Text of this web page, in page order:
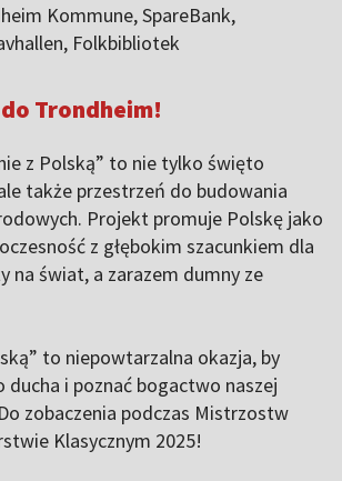
Kommune, SpareBank,
Folkbibliotek
Trondheim!
z Polską” to nie tylko święto
także przestrzeń do budowania
Projekt promuje Polskę jako
z głębokim szacunkiem dla
na świat, a zarazem dumny ze
to niepowtarzalna okazja, by
ducha i poznać bogactwo naszej
zobaczenia podczas Mistrzostw
Klasycznym 2025!